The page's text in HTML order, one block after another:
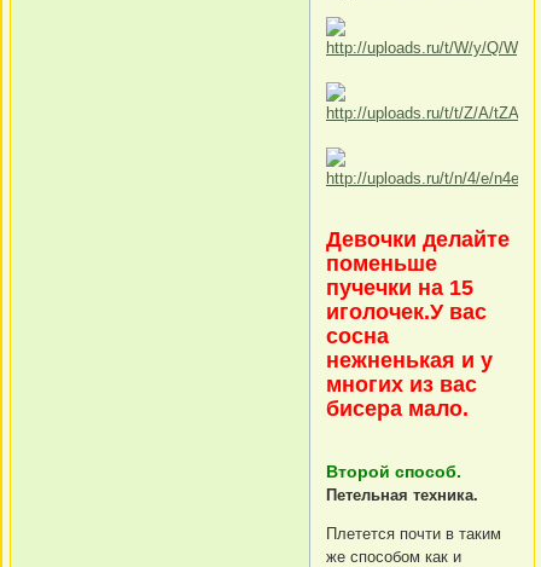
Девочки делайте
поменьше
пучечки на 15
иголочек.У вас
сосна
нежненькая и у
многих из вас
бисера мало.
Второй способ.
Петельная техника.
Плетется почти в таким
же способом как и